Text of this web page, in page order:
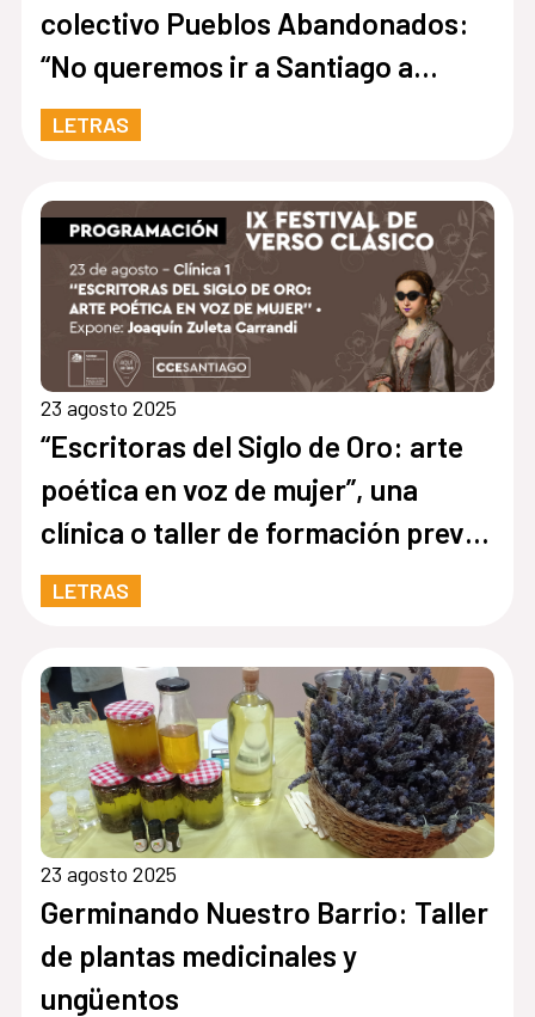
colectivo Pueblos Abandonados:
“No queremos ir a Santiago a
buscar reconocimiento”
LETRAS
23 agosto 2025
“Escritoras del Siglo de Oro: arte
poética en voz de mujer”, una
clínica o taller de formación previo
al IX Festival de Verso Clásico
LETRAS
23 agosto 2025
Germinando Nuestro Barrio: Taller
de plantas medicinales y
ungüentos